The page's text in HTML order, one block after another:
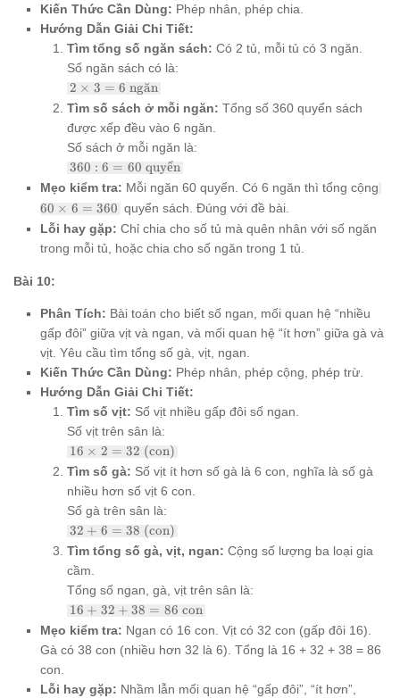
Kiến Thức Cần Dùng: Phép nhân, phép chia.
Hướng Dẫn Giải Chi Tiết:
Tìm tổng số ngăn sách: Có 2 tủ, mỗi tủ có 3 ngăn.
Số ngăn sách có là:
2
\times
3 = 6
\text{
ngăn}
2 × 3 = 6 nga
˘n
Tìm số sách ở mỗi ngăn: Tổng số 360 quyển sách
được xếp đều vào 6 ngăn.
Số sách ở mỗi ngăn là:
360 : 6
= 60
\text{
quyển}
360 : 6 = 60 quyển
Mẹo kiểm tra: Mỗi ngăn 60 quyển. Có 6 ngăn thì tổng cộng
60 × 6 = 360 quyển sách. Đúng với đề bài.
Lỗi hay gặp: Chỉ chia cho số tủ mà quên nhân với số ngăn
trong mỗi tủ, hoặc chia cho số ngăn trong 1 tủ.
Bài 10:
Phân Tích: Bài toán cho biết số ngan, mối quan hệ “nhiều
gấp đôi” giữa vịt và ngan, và mối quan hệ “ít hơn” giữa gà và
vịt. Yêu cầu tìm tổng số gà, vịt, ngan.
Kiến Thức Cần Dùng: Phép nhân, phép cộng, phép trừ.
Hướng Dẫn Giải Chi Tiết:
Tìm số vịt: Số vịt nhiều gấp đôi số ngan.
Số vịt trên sân là:
16
\times
2 = 32
\text{
(con)}
16 × 2 = 32 (con)
Tìm số gà: Số vịt ít hơn số gà là 6 con, nghĩa là số gà
nhiều hơn số vịt 6 con.
Số gà trên sân là:
32 +
6 =
38
\text{
(con)}
32 + 6 = 38 (con)
Tìm tổng số gà, vịt, ngan: Cộng số lượng ba loại gia
cầm.
Tổng số ngan, gà, vịt trên sân là:
16 +
32 +
38 =
86
con}
16 + 32 + 38 = 86 con
Mẹo kiểm tra: Ngan có 16 con. Vịt có 32 con (gấp đôi 16).
Gà có 38 con (nhiều hơn 32 là 6). Tổng là 16 + 32 + 38 = 86
con.
Lỗi hay gặp: Nhầm lẫn mối quan hệ “gấp đôi”, “ít hơn”,